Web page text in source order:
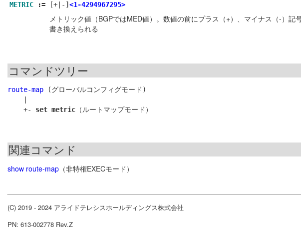
METRIC := [+|-] <1-4294967295>
メトリック値（BGPではMED値）。数値の前にプラス（+）、マイナス（-）
書き換えられる
コマンドツリー
route-map (グローバルコンフィグモード)
    +-
set metric
関連コマンド
show route-map （非特権EXECモード）
(C) 2019 - 2024 アライドテレシスホールディングス株式会社
PN: 613-002778 Rev.Z